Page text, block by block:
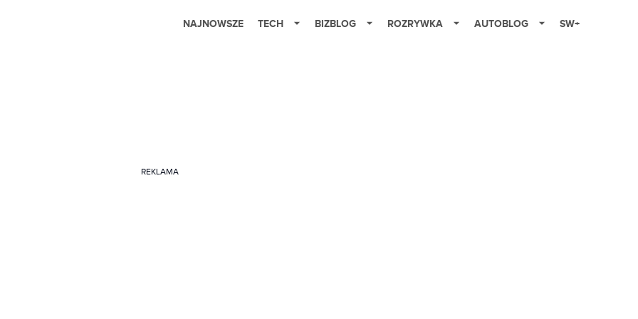
NAJNOWSZE TECH BIZBLOG ROZRYWKA AUTOBLOG SW+
REKLAMA